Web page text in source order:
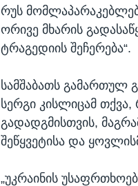
რუს
ორივე მხარის
ტრაგედიის შეჩერება“.
სამშაბათს გამართულ
სერგი კისლიცამ თქვა,
გადადგმისთვის,
შეწყვეტისა და
„უკრაინის